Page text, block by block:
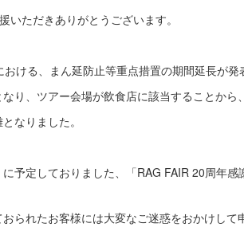
いただきありがとうございます。
ける、まん延防止等重点措置の期間延長が発
り、ツアー会場が飲食店に該当することから、
なりました。
予定しておりました、「RAG FAIR 20周年
られたお客様には大変なご迷惑をおかけして